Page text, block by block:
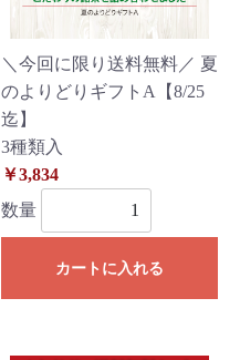
＼今回に限り送料無料／ 夏
のよりどりギフトA【8/25
迄】
3種類入
￥3,834
数量
カートに入れる